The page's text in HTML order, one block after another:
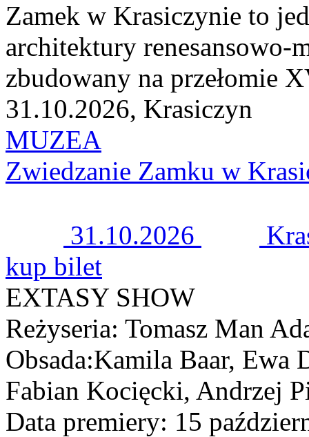
Zamek w Krasiczynie to
architektury renesansowo-
zbudowany na przełomie
31.10.2026, Krasiczyn
MUZEA
Zwiedzanie Zamku w
31.10.2026
kup bilet
EXTASY SHOW
Reżyseria: Tomasz Man
Obsada:Kamila Baar, Ewa
Fabian Kocięcki, Andrzej
Data premiery: 15